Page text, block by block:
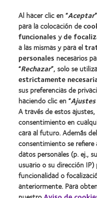
Usuario
Blog
Sobre nosotros
Carreras
Noticias
Contacto
Legal
Política de privacidad
Aviso Legal
Aviso de cookies
Al hacer clic en “Aceptar
para la colocación de
funcionalesyde
a las mismas y para el
personales necesarios
“Rechazar”, solo se
estrictamente
sus preferencias de
haciendo clic en “
A través de estos
consentimiento en
cara al futuro. Además
consentimiento se
datos personales (p. ej.,
usuario o su dirección
funcionalidad o
anteriormente. Para